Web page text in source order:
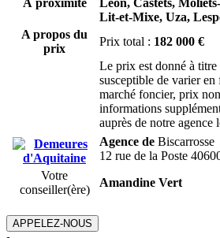
Lit-et-Mixe, Uza,
A propos du
prix
Prix total : 182 000 €
Le prix est donné à
susceptible de varier
marché foncier, prix
informations
auprès de notre agence
Agence de Biscarrosse
12 rue de la Poste
Votre
conseiller(ère)
Amandine Vert
APPELEZ-NOUS